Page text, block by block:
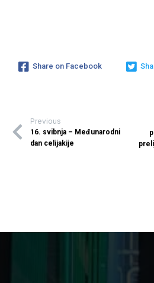
Share on Facebook
Previous
16. svibnja – Međunarodni
dan celijakije